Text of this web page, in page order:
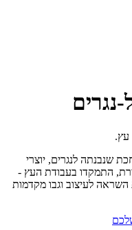
נגרים
עץ.
שנבנתה לנגרים, יוצרי
התמקדו בעבודת העץ -
לעיצוב וגבו מקדמות